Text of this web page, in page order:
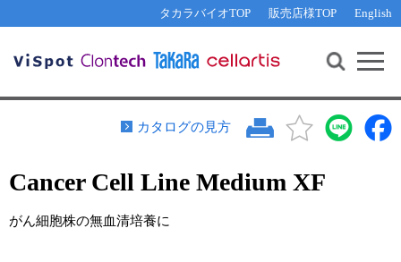
タカラバイオTOP 販売店様TOP English
機能解析・サイレンシング
PCR・等温増幅
リアルタイムPCR（qPCR）
その他 ライセンスに関するご相談
遺伝子組換え生物該当製品
研究支援ツール
Cut-Site Navigator 制限酵素切断サイトの検索
In-Fusion Cloning プライマー設計
抗体検索サイト
リアルタイムPCR（インターカレーター法）
プライマー検索・注文
お問い合わせ WEB会員登録
カタログの見方
Cancer Cell Line Medium XF
がん細胞株の無血清培養に